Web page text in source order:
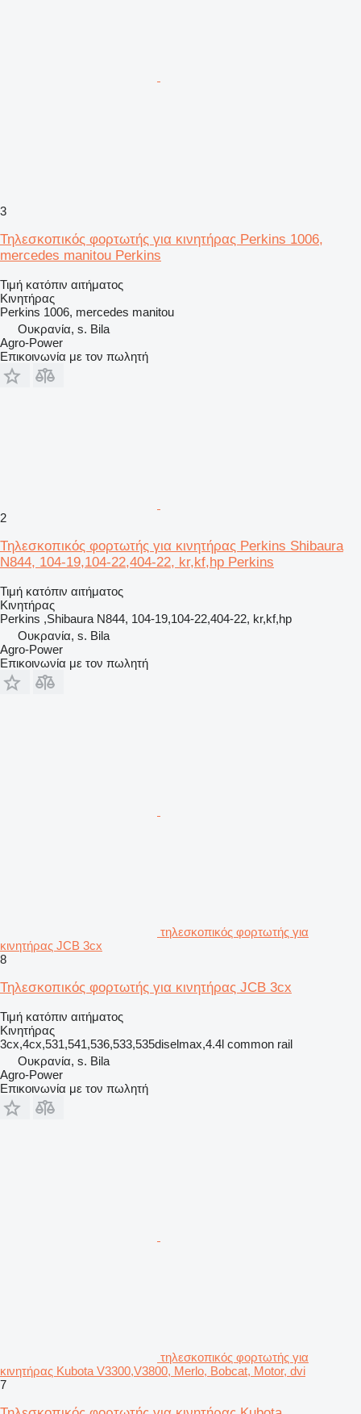
3
Τηλεσκοπικός φορτωτής για κινητήρας Perkins 1006,
mercedes manitou Perkins
Τιμή κατόπιν αιτήματος
Κινητήρας
Perkins 1006, mercedes manitou
Ουκρανία, s. Bila
Agro-Power
Επικοινωνία με τον πωλητή
2
Τηλεσκοπικός φορτωτής για κινητήρας Perkins Shibaura
N844, 104-19,104-22,404-22, kr,kf,hp Perkins
Τιμή κατόπιν αιτήματος
Κινητήρας
Perkins ,Shibaura N844, 104-19,104-22,404-22, kr,kf,hp
Ουκρανία, s. Bila
Agro-Power
Επικοινωνία με τον πωλητή
τηλεσκοπικός φορτωτής για
κινητήρας JCB 3cx
8
Τηλεσκοπικός φορτωτής για κινητήρας JCB 3cx
Τιμή κατόπιν αιτήματος
Κινητήρας
3cx,4cx,531,541,536,533,535diselmax,4.4l common rail
Ουκρανία, s. Bila
Agro-Power
Επικοινωνία με τον πωλητή
τηλεσκοπικός φορτωτής για
κινητήρας Kubota V3300,V3800, Merlo, Bobcat, Motor, dvi
7